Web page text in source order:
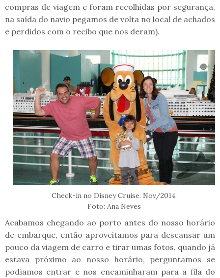
compras de viagem e foram recolhidas por segurança,
na saída do navio pegamos de volta no local de achados
e perdidos com o recibo que nos deram).
Check-in no Disney Cruise. Nov/2014.
Foto: Ana Neves
Acabamos chegando ao porto antes do nosso horário
de embarque, então aproveitamos para descansar um
pouco da viagem de carro e tirar umas fotos, quando já
estava próximo ao nosso horário, perguntamos se
podíamos entrar e nos encaminharam para a fila do